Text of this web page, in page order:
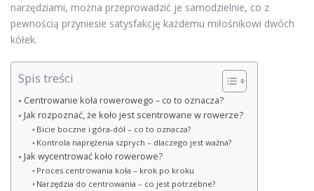
narzędziami, można przeprowadzić je samodzielnie, co z
pewnością przyniesie satysfakcję każdemu miłośnikowi dwóch
kółek.
Spis treści
Centrowanie koła rowerowego – co to oznacza?
Jak rozpoznać, że koło jest scentrowane w rowerze?
Bicie boczne i góra-dół – co to oznacza?
Kontrola naprężenia szprych – dlaczego jest ważna?
Jak wycentrować koło rowerowe?
Proces centrowania koła – krok po kroku
Narzędzia do centrowania – co jest potrzebne?